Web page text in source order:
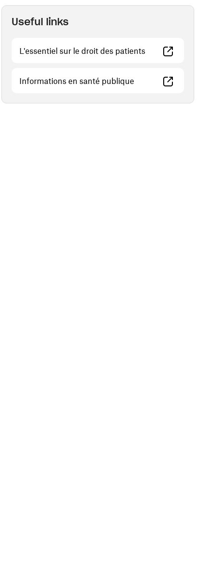
Useful links
L'essentiel sur le droit des patients(opens in a new
Informations en santé publique (opens in a new